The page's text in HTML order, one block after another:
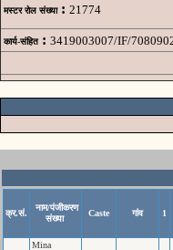
मस्टर रोल संख्या : 21774
कार्य-संहित : 3419003007/IF/
क्र.सं.
नाम/पंजीकरण
संख्या
Caste गांव 1
Mina